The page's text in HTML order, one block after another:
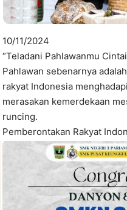
10/11/2024
“Teladani Pahlawanmu
Pahlawan sebenarnya
rakyat Indonesia
merasakan kemerdekaan
runcing.
Pemberontakan Rakyat